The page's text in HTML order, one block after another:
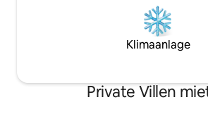
Klimaanlage
Private Villen